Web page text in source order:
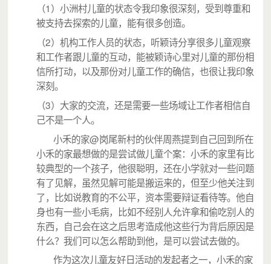
（1 ）小洲村儿童的状态令我印象很深刻，受到尊重和
被支持去探索的儿童，能有很多创造。
（2）机构工作人员的状态，听颖诗分享很多儿童观察
和工作者跟儿童的互动，能被颖诗心里对儿童的那份相
信所打动，以及那份对儿童工作的确信，也很让我印象
深刻。
（3）大家的交流，还是需要一些场域让工作者相信自
己不是一个人。
小禾的家@岗尾新村的伙伴周燕提到自己回到所在
小禾的家最想做的是尝试做儿童个案：小禾的家里有比
较典型的一个孩子，他很聪明，还在小学就对一些问题
有了见解，虽然见解可能是搬运来的，但至少他关注到
了，比如说教育的不公平，资本需要辩证看待等。他自
身也有一些小毛病，比如不经别人允许拿和偷吃别人的
东西，自己会在这之后思考造成他这些行为背后原因是
什么？我们可以怎么帮助到他，是可以尝试去做的。
作为这次儿童友好日活动的发起者之一，小禾的家